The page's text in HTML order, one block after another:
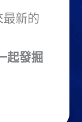
新的
起發掘